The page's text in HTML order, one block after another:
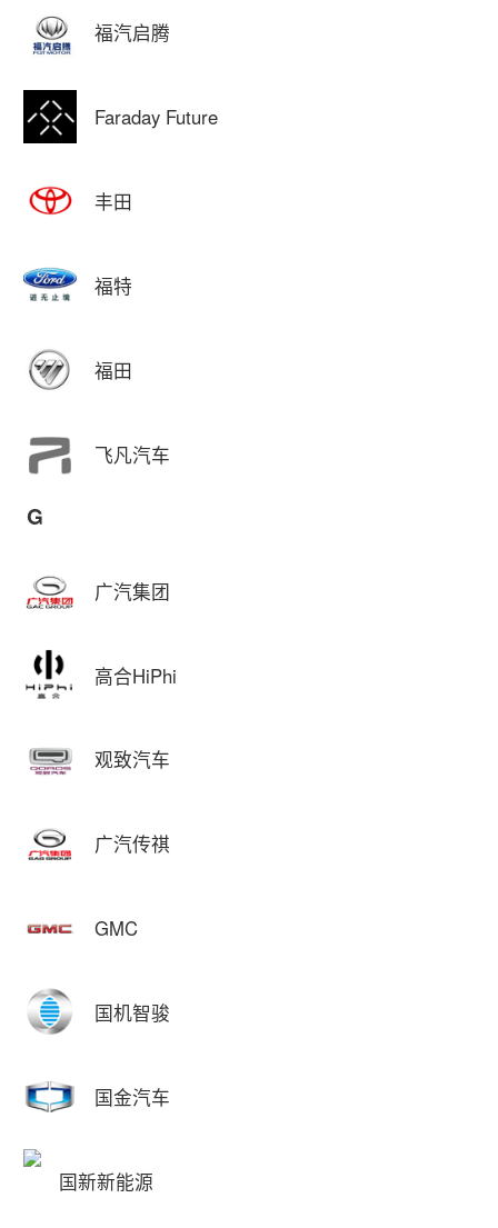
福汽启腾
Faraday Future
丰田
福特
福田
飞凡汽车
G
广汽集团
高合HiPhi
观致汽车
广汽传祺
GMC
国机智骏
国金汽车
国新新能源